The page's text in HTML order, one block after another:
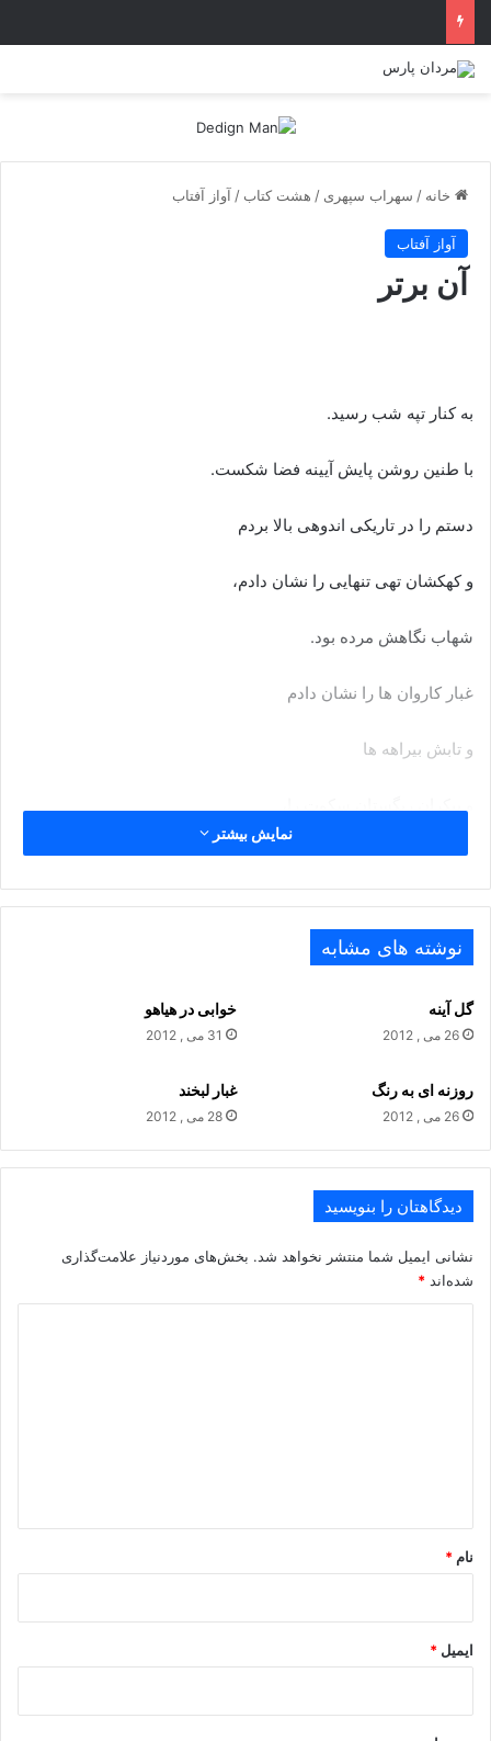
خانه / سهراب سپهری / هشت کتاب / آواز آفتاب
آواز آفتاب
آن برتر
به کنار تپه شب رسید.
با طنین روشن پایش آیینه فضا شکست.
دستم را در تاریکی اندوهی بالا بردم
و کهکشان تهی تنهایی را نشان دادم،
شهاب نگاهش مرده بود.
غبار کاروان ها را نشان دادم
و تابش بیراهه ها
و او
لالایی اندوهی بر ما وزید.
تراوش سیاه نگاهش با زمزمه سبز علف ها آمیخت.
و ناگاه
در ته چشمانش ، تپه شب فرو ریخت .
و من،
در شکوه تماشا، فراموشی صدا بودم.
نمایش بیشتر
نوشته های مشابه
گل آینه
26 می , 2012
خوابی در هیاهو
31 می , 2012
روزنه ای به رنگ
26 می , 2012
غبار لبخند
28 می , 2012
دیدگاهتان را بنویسید
نشانی ایمیل شما منتشر نخواهد شد. بخش‌های موردنیاز علامت‌گذاری
شده‌اند *
نام *
ایمیل *